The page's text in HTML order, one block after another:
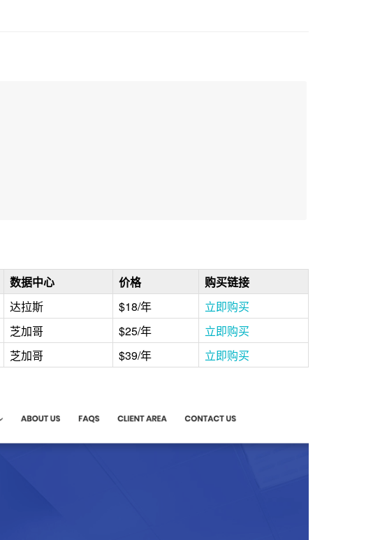
数据中心 价格
购买链接
达拉斯 $18/年
立即购买
芝加哥 $25/年
立即购买
芝加哥 $39/年 立即购买